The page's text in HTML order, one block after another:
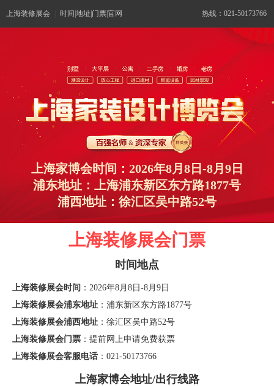
上海装修展会 时间|地址|门票|官网 热线：021-50173766
上海家博会时间：2026年8月8日-8月9日
浦东地址：上海浦东新区东方路1877号
浦西地址：徐汇区吴中路52号
上海装修展会门票
时间地点
上海装修展会时间 ：2026年8月8日-8月9日
上海装修展会浦东地址 ：浦东新区东方路1877号
上海装修展会浦西地址 ：徐汇区吴中路52号
上海装修展会门票 ：提前网上申请免费获票
上海装修展会客服电话 ：021-50173766
上海家博会地址/出行线路